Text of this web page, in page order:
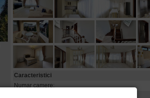
Caracteristici
Numar camere: